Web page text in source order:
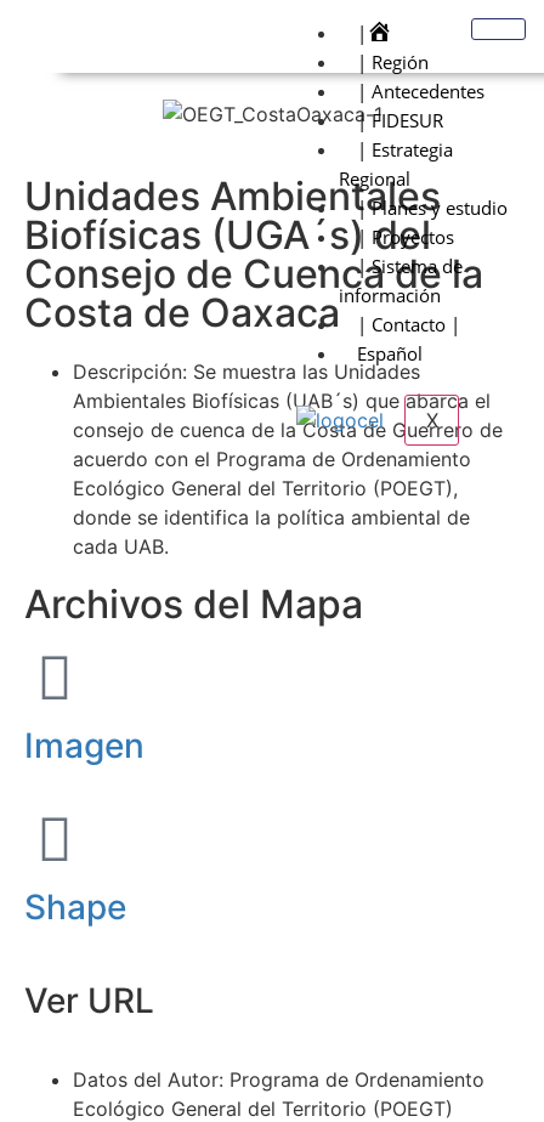
|
| Región
| Antecedentes
| FIDESUR
| Estrategia
Regional
| Planes y estudio
| Proyectos
| Sistema de
información
| Contacto |
Español
X
Unidades Ambientales
Biofísicas (UGA´s) del
Consejo de Cuenca de la
Costa de Oaxaca
Descripción: Se muestra las Unidades
Ambientales Biofísicas (UAB´s) que abarca el
consejo de cuenca de la Costa de Guerrero de
acuerdo con el Programa de Ordenamiento
Ecológico General del Territorio (POEGT),
donde se identifica la política ambiental de
cada UAB.
Archivos del Mapa
Imagen
Shape
Ver URL
Datos del Autor: Programa de Ordenamiento
Ecológico General del Territorio (POEGT)